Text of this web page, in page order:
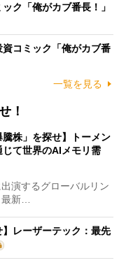
ク「俺がカブ番長！」
コミック「俺がカブ番
一覧を見る
！
騰株」を探せ】トーメン
て世界のAIメモリ需
演するグローバルリン
新…
】レーザーテック：最先